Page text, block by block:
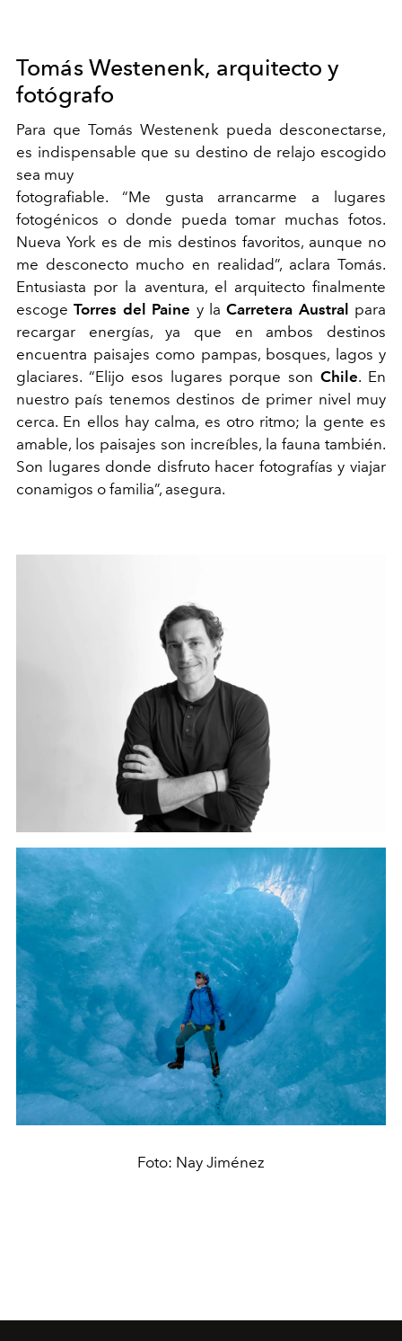
Tomás Westenenk, arquitecto y
fotógrafo
Para que Tomás Westenenk pueda desconectarse,
es indispensable que su destino de relajo escogido
sea muy
fotografiable. “Me gusta arrancarme a lugares
fotogénicos o donde pueda tomar muchas fotos.
Nueva York es de mis destinos favoritos, aunque no
me desconecto mucho en realidad”, aclara Tomás.
Entusiasta por la aventura, el arquitecto finalmente
escogeTorres del Paine y laCarretera Austral para
recargar energías, ya que en ambos destinos
encuentra paisajes como pampas, bosques, lagos y
glaciares. “Elijo esos lugares porque sonChile. En
nuestro país tenemos destinos de primer nivel muy
cerca. En ellos hay calma, es otro ritmo; la gente es
amable, los paisajes son increíbles, la fauna también.
Son lugares donde disfruto hacer fotografías y viajar
conamigos o familia”, asegura.
Foto: Nay Jiménez